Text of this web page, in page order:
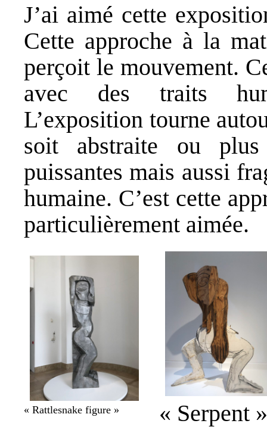
J’ai aimé cette
Cette approche à la
perçoit le mouvement.
avec des traits
L’exposition tourne
soit abstraite ou
puissantes mais aussi
humaine. C’est cette
particulièrement aimée.
« Rattlesnake figure » « Serpent »